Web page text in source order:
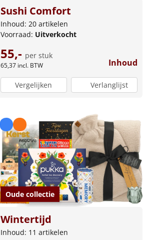
Sushi Comfort
Inhoud: 20 artikelen
Voorraad: Uitverkocht
55,- per stuk
65,37 incl. BTW Inhoud
Vergelijken Verlanglijst
Oude collectie
Wintertijd
Inhoud: 11 artikelen